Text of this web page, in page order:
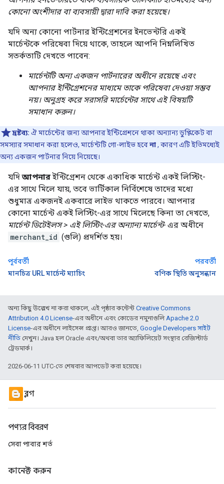
কোনো অংশীদার বা ব্যবসায়ী দ্বারা দাবি করা হয়েছে।
যদি অন্য কোনো পার্টনার ইন্টিগ্রেশনের ইনভেন্টরি একই
মার্চেন্টকে পরিষেবা দিয়ে থাকে, তাহলে আপনি নিম্নলিখিত
সতর্কতাটি দেখতে পাবেন:
মার্চেন্টটি অন্য একজন পার্টনারের অধীনে রয়েছে এবং
আপনার ইন্টিগ্রেশনের মাধ্যমে তাকে পরিষেবা দেওয়া সম্ভব
নয়। অনুগ্রহ করে সরাসরি মার্চেন্টের সাথে এই বিষয়টি
সমাধান করুন।
দ্রষ্টব্য: ঐ মার্চেন্টের জন্য আপনার ইন্টিগ্রেশনে থাকা অন্যান্য ডুপ্লিকেট বা
সমস্যার সমাধান করা হলেও, মার্চেন্টটি গো-লাইভ হবেনা, কারণ এটি ইতিমধ্যেই
অন্য একজন পার্টনার নিয়ে নিয়েছে।
যদিআপনারইন্টিগ্রেশন থেকে একাধিক মার্চেন্ট একই লিস্টিং-
এর সাথে মিলে যায়, তবে ভার্টিকাল নির্বিশেষে তাদের মধ্যে
শুধুমাত্র একজনই একবারে লাইভ থাকতে পারবে। আপনার
কোনো মার্চেন্ট একই লিস্টিং-এর সাথে মিলেছে কিনা তা দেখতে,
মার্চেন্ট ডিটেইলস > এই লিস্টিং-এর অন্যান্য মার্চেন্ট- এর অধীনে
merchant_id (গুলি) প্রদর্শিত হয়।
পূর্ববর্তী
মানচিত্র URL মার্চেন্ট ম্যাচিং
পরবর্তী
বণিক স্থিতি অনুসন্ধান
অন্য কিছু উল্লেখ না করা থাকলে, এই পৃষ্ঠার কন্টেন্ট Creative Commons
Attribution 4.0 License-এর অধীনে এবং কোডের নমুনাগুলি Apache 2.0
License-এর অধীনে লাইসেন্স প্রাপ্ত। আরও জানতে, Google Developers সাইট
নীতি দেখুন। Java হল Oracle এবং/অথবা তার অ্যাফিলিয়েট সংস্থার রেজিস্টার্ড
ট্রেডমার্ক।
2026-06-11 UTC-তে শেষবার আপডেট করা হয়েছে।
ব্লগ
পণ্যর বিবরণ
সেবা পাবার শর্ত
কানেক্ট করুন